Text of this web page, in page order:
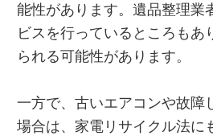
能性があります。遺品整理業
ビスを行っているところもあ
られる可能性があります。
一方で、古いエアコンや故障
場合は、家電リサイクル法に